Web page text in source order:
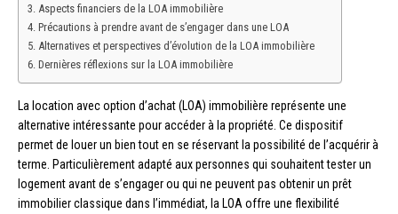
Aspects financiers de la LOA immobilière
Précautions à prendre avant de s’engager dans une LOA
Alternatives et perspectives d’évolution de la LOA immobilière
Dernières réflexions sur la LOA immobilière
La location avec option d’achat (LOA) immobilière représente une
alternative intéressante pour accéder à la propriété. Ce dispositif
permet de louer un bien tout en se réservant la possibilité de l’acquérir à
terme. Particulièrement adapté aux personnes qui souhaitent tester un
logement avant de s’engager ou qui ne peuvent pas obtenir un prêt
immobilier classique dans l’immédiat, la LOA offre une flexibilité